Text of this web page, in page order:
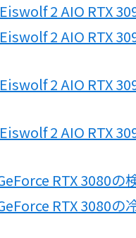
2 AIO RTX
2 AIO RTX
2 AIO RTX
2 AIO RTX
RTX 3080の
RTX 3080の